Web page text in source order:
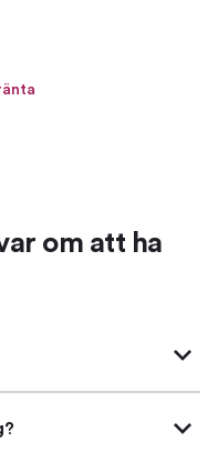
om att ha